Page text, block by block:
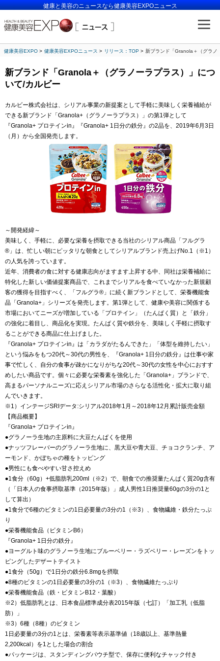
健康と美容のニュースなら健康美容EXPOニュース
健康美容EXPO 健康美容EXPOニュース リリース：TOP 新ブランド「Granola＋（グラノ
新ブランド「Granola＋（グラノーラプラス）」につ
いて/カルビー
カルビー株式会社は、シリアル事業の新提案として手軽に美味しく栄養補給が
できる新ブランド「Granola+（グラノーラプラス）」の第1弾として
『Granola+ プロテインin』『Granola+ 1日分の鉄分』の2品を、2019年6月3日
（月）から全国発売します。
～開発経緯～
美味しく、手軽に、必要な栄養を摂取できる当社のシリアル商品「フルグラ
®」は、忙しい朝にピッタリな朝食としてシリアルブランド売上げNo.1（※1）
の人気を誇っています。
近年、消費者の食に対する健康志向がますます上昇する中、同社は栄養補給に
特化した新しい価値提案商品で、これまでシリアルを食べていなかった新規顧
客の獲得を目指すべく、「フルグラ®」に続く新ブランドとして、栄養機能食
品「Granola+」シリーズを発売します。第1弾として、健康や美容に関係する
市場においてニーズが増加している「プロテイン」（たんぱく質）と「鉄分」
の強化に着目し、商品化を実現。たんぱく質や鉄分を、美味しく手軽に摂取す
ることができる商品に仕上げました。
『Granola+ プロテインin』は「カラダがたるんできた」「体型を維持したい」
という悩みをもつ20代～30代の男性を、『Granola+ 1日分の鉄分』は仕事や家
事で忙しく、自分の食事が疎かになりがちな20代～30代の女性を中心におすす
めしたい商品です。個々に必要な栄養素を強化した「Granola+」ブランドで、
高まるパーソナルニーズに応えシリアル市場のさらなる活性化・拡大に取り組
んでいきます。
※1）インテージSRIデータ:シリアル2018年1月～2018年12月累計販売金額
【商品概要】
『Granola+ プロテインin』
●グラノーラ生地の主原料に大豆たんぱくを使用
●ナッツフレーバーのグラノーラ生地に、黒大豆や青大豆、チョコクランチ、ア
ーモンド、かぼちゃの種をトッピング
●男性にも食べやすい甘さ控えめ
●1食分（60g）+低脂肪乳200ml（※2）で、朝食での推奨量たんぱく質20g含有
（「日本人の食事摂取基準（2015年版）」成人男性1日推奨量60gの3分の1と
して算出）
●1食分で6種のビタミンの1日必要量の3分の1（※3）、食物繊維・鉄分たっぷ
り
●栄養機能食品（ビタミンB6）
『Granola+ 1日分の鉄分』
●ヨーグルト味のグラノーラ生地にブルーベリー・ラズベリー・レーズンをトッ
ピングしたデザートテイスト
●1食分（50g）で1日分の鉄分6.8mgを摂取
●8種のビタミンの1日必要量の3分の1（※3）、食物繊維たっぷり
●栄養機能食品（鉄・ビタミンB12・葉酸）
※2）低脂肪乳とは、日本食品標準成分表2015年版（七訂）「加工乳（低脂
肪）」
※3）6種（8種）のビタミン
1日必要量の3分の1とは、栄養素等表示基準値（18歳以上、基準熱量
2,200kcal）を1とした場合の割合
●パッケージは、スタンディングパウチ型で、保存に便利なチャック付き